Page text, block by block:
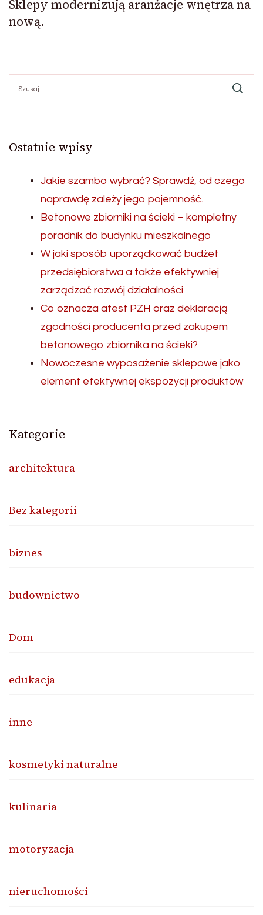
Sklepy modernizują aranżacje wnętrza na
nową.
Ostatnie wpisy
Jakie szambo wybrać? Sprawdź, od czego
naprawdę zależy jego pojemność.
Betonowe zbiorniki na ścieki – kompletny
poradnik do budynku mieszkalnego
W jaki sposób uporządkować budżet
przedsiębiorstwa a także efektywniej
zarządzać rozwój działalności
Co oznacza atest PZH oraz deklaracją
zgodności producenta przed zakupem
betonowego zbiornika na ścieki?
Nowoczesne wyposażenie sklepowe jako
element efektywnej ekspozycji produktów
Kategorie
architektura
Bez kategorii
biznes
budownictwo
Dom
edukacja
inne
kosmetyki naturalne
kulinaria
motoryzacja
nieruchomości